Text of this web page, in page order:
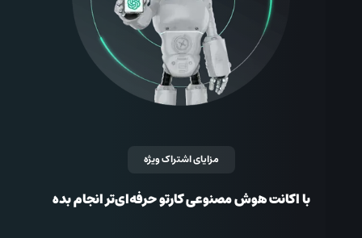
مزایای اشتراک ویژه
با اکانت هوش مصنوعی کارتو حرفه‌ای‌تر انجام بده